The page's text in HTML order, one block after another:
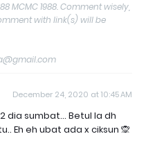
MCMC 1988. Comment wisely,
with link(s) will be
December 24, 2020 at 10:45 AM
dia sumbat... Betul la dh
Eh eh ubat ada x ciksun 🙊